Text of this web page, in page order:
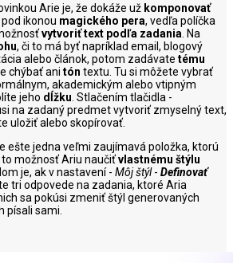
Arie je, že dokáže už komponovať
ikonou magického pera, vedľa políčka
vytvoriť text podľa zadania . Na
, či to má byť napríklad email, blogový
alebo článok, potom zadávate tému
chýbať ani tón textu. Tu si môžete vybrať
akademickým alebo vtipným
jeho dĺžku . Stlačením tlačidla -
na zadaný predmet vytvoriť zmyselný text,
uložiť alebo skopírovať.
ešte jedna veľmi zaujímavá položka, ktorú
možnosť Ariu naučiťvlastnému štýlu
je, ak v nastavení - Môj štýl- Definovať
tri odpovede na zadania, ktoré Aria
sa pokúsi zmeniť štýl generovaných
písali sami.